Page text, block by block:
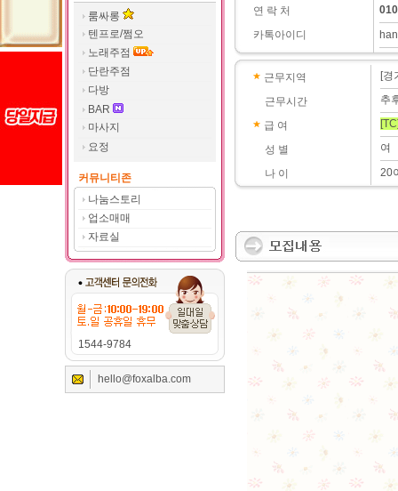
룸싸롱
텐프로/쩜오
노래주점
단란주점
다방
BAR
마사지
요정
커뮤니티존
나눔스토리
업소매매
자료실
1544-9784
hello@foxalba.com
연 락 처
카톡아이디
근무지역
근무시간
급 여
성 별
나 이
[경
추
여
20